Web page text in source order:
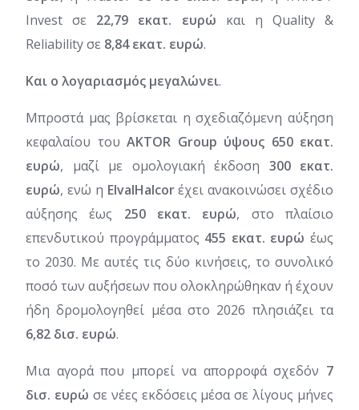
Invest σε 22,79 εκατ. ευρώ και η Quality &
Reliability σε 8,84 εκατ. ευρώ.
Και ο λογαριασμός μεγαλώνει.
Μπροστά μας βρίσκεται η σχεδιαζόμενη αύξηση
κεφαλαίου του AKTOR Group ύψους 650 εκατ.
ευρώ, μαζί με ομολογιακή έκδοση 300 εκατ.
ευρώ, ενώ η ElvalHalcorέχει ανακοινώσει σχέδιο
αύξησης έως 250 εκατ. ευρώ, στο πλαίσιο
επενδυτικού προγράμματος 455 εκατ. ευρώ έως
το 2030. Με αυτές τις δύο κινήσεις, το συνολικό
ποσό των αυξήσεων που ολοκληρώθηκαν ή έχουν
ήδη δρομολογηθεί μέσα στο 2026 πλησιάζει τα
6,82 δισ. ευρώ.
Μια αγορά που μπορεί να απορροφά σχεδόν 7
δισ. ευρώ σε νέες εκδόσεις μέσα σε λίγους μήνες